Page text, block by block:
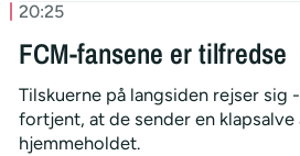
20:25
FCM-fansene er tilfredse
Tilskuerne på langsiden rejser sig
fortjent, at de sender en
hjemmeholdet.